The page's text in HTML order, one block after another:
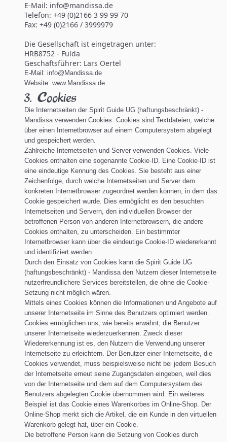
E-Mail: info@mandissa.de
Telefon: +49 (0)2166 3 99 99 70
Fax: +49 (0)2166 / 3999979
Die Gesellschaft ist eingetragen unter:
HRB8752 - Fulda
Geschaftsführer: Lars Oertel
E-Mail: info@Mandissa.de
Website: www.Mandissa.de
3. Cookies
Die Internetseiten der Spirit Guide UG (haftungsbeschränkt) -
Mandissa verwenden Cookies. Cookies sind Textdateien, welche
über einen Internetbrowser auf einem Computersystem abgelegt
und gespeichert werden.
Zahlreiche Internetseiten und Server verwenden Cookies. Viele
Cookies enthalten eine sogenannte Cookie-ID. Eine Cookie-ID ist
eine eindeutige Kennung des Cookies. Sie besteht aus einer
Zeichenfolge, durch welche Internetseiten und Server dem
konkreten Internetbrowser zugeordnet werden können, in dem das
Cookie gespeichert wurde. Dies ermöglicht es den besuchten
Internetseiten und Servern, den individuellen Browser der
betroffenen Person von anderen Internetbrowsern, die andere
Cookies enthalten, zu unterscheiden. Ein bestimmter
Internetbrowser kann über die eindeutige Cookie-ID wiedererkannt
und identifiziert werden.
Durch den Einsatz von Cookies kann die Spirit Guide UG
(haftungsbeschränkt) - Mandissa den Nutzern dieser Internetseite
nutzerfreundlichere Services bereitstellen, die ohne die Cookie-
Setzung nicht möglich wären.
Mittels eines Cookies können die Informationen und Angebote auf
unserer Internetseite im Sinne des Benutzers optimiert werden.
Cookies ermöglichen uns, wie bereits erwähnt, die Benutzer
unserer Internetseite wiederzuerkennen. Zweck dieser
Wiedererkennung ist es, den Nutzern die Verwendung unserer
Internetseite zu erleichtern. Der Benutzer einer Internetseite, die
Cookies verwendet, muss beispielsweise nicht bei jedem Besuch
der Internetseite erneut seine Zugangsdaten eingeben, weil dies
von der Internetseite und dem auf dem Computersystem des
Benutzers abgelegten Cookie übernommen wird. Ein weiteres
Beispiel ist das Cookie eines Warenkorbes im Online-Shop. Der
Online-Shop merkt sich die Artikel, die ein Kunde in den virtuellen
Warenkorb gelegt hat, über ein Cookie.
Die betroffene Person kann die Setzung von Cookies durch